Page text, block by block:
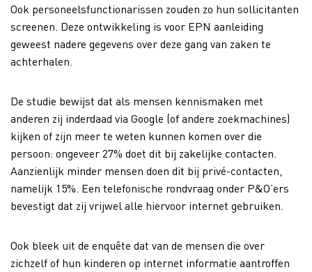
Ook personeelsfunctionarissen zouden zo hun sollicitanten
screenen. Deze ontwikkeling is voor EPN aanleiding
geweest nadere gegevens over deze gang van zaken te
achterhalen.
De studie bewijst dat als mensen kennismaken met
anderen zij inderdaad via Google (of andere zoekmachines)
kijken of zijn meer te weten kunnen komen over die
persoon: ongeveer 27% doet dit bij zakelijke contacten.
Aanzienlijk minder mensen doen dit bij privé-contacten,
namelijk 15%. Een telefonische rondvraag onder P&O’ers
bevestigt dat zij vrijwel alle hiervoor internet gebruiken.
Ook bleek uit de enquête dat van de mensen die over
zichzelf of hun kinderen op internet informatie aantroffen